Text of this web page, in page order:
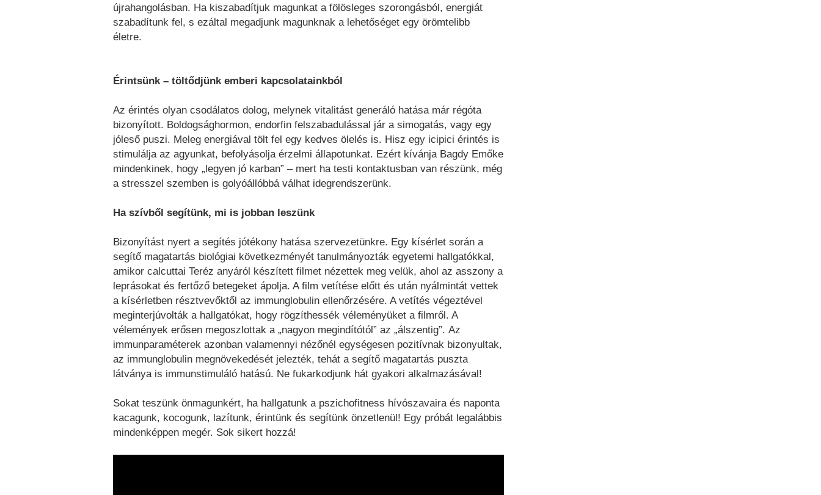
újrahangolásban. Ha kiszabadítjuk magunkat a fölösleges szorongásból, energiát
szabadítunk fel, s ezáltal megadjunk magunknak a lehetőséget egy örömtelibb
életre.
Érintsünk – töltődjünk emberi kapcsolatainkból
Az érintés olyan csodálatos dolog, melynek vitalitást generáló hatása már régóta
bizonyított. Boldogsághormon, endorfin felszabadulással jár a simogatás, vagy egy
jóleső puszi. Meleg energiával tölt fel egy kedves ölelés is. Hisz egy icipici érintés is
stimulálja az agyunkat, befolyásolja érzelmi állapotunkat. Ezért kívánja Bagdy Emőke
mindenkinek, hogy „legyen jó karban” – mert ha testi kontaktusban van részünk, még
a stresszel szemben is golyóállóbbá válhat idegrendszerünk.
Ha szívből segítünk, mi is jobban leszünk
Bizonyítást nyert a segítés jótékony hatása szervezetünkre. Egy kísérlet során a
segítő magatartás biológiai következményét tanulmányozták egyetemi hallgatókkal,
amikor calcuttai Teréz anyáról készített filmet nézettek meg velük, ahol az asszony a
leprásokat és fertőző betegeket ápolja. A film vetítése előtt és után nyálmintát vettek
a kísérletben résztvevőktől az immunglobulin ellenőrzésére. A vetítés végeztével
meginterjúvolták a hallgatókat, hogy rögzíthessék véleményüket a filmről. A
vélemények erősen megoszlottak a „nagyon megindítótól” az „álszentig”. Az
immunparaméterek azonban valamennyi nézőnél egységesen pozitívnak bizonyultak,
az immunglobulin megnövekedését jelezték, tehát a segítő magatartás puszta
látványa is immunstimuláló hatású. Ne fukarkodjunk hát gyakori alkalmazásával!
Sokat teszünk önmagunkért, ha hallgatunk a pszichofitness hívószavaira és naponta
kacagunk, kocogunk, lazítunk, érintünk és segítünk önzetlenül! Egy próbát legalábbis
mindenképpen megér. Sok sikert hozzá!